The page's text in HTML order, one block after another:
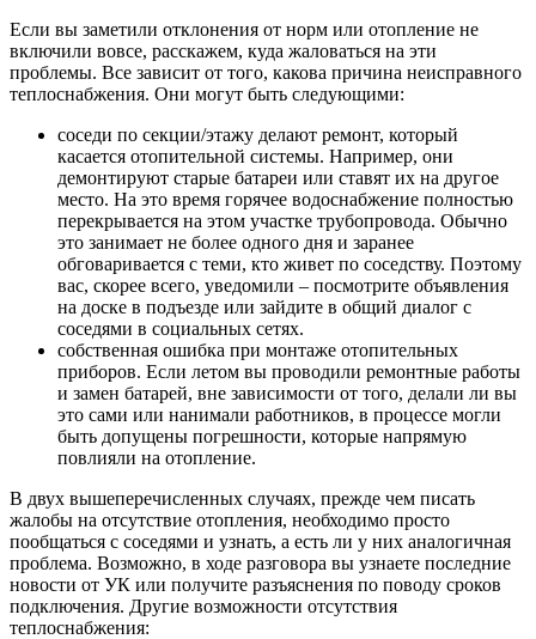
Если вы заметили отклонения от норм или отопление не
включили вовсе, расскажем, куда жаловаться на эти
проблемы. Все зависит от того, какова причина неисправного
теплоснабжения. Они могут быть следующими:
соседи по секции/этажу делают ремонт, который
касается отопительной системы. Например, они
демонтируют старые батареи или ставят их на другое
место. На это время горячее водоснабжение полностью
перекрывается на этом участке трубопровода. Обычно
это занимает не более одного дня и заранее
обговаривается с теми, кто живет по соседству. Поэтому
вас, скорее всего, уведомили – посмотрите объявления
на доске в подъезде или зайдите в общий диалог с
соседями в социальных сетях.
собственная ошибка при монтаже отопительных
приборов. Если летом вы проводили ремонтные работы
и замен батарей, вне зависимости от того, делали ли вы
это сами или нанимали работников, в процессе могли
быть допущены погрешности, которые напрямую
повлияли на отопление.
В двух вышеперечисленных случаях, прежде чем писать
жалобы на отсутствие отопления, необходимо просто
пообщаться с соседями и узнать, а есть ли у них аналогичная
проблема. Возможно, в ходе разговора вы узнаете последние
новости от УК или получите разъяснения по поводу сроков
подключения. Другие возможности отсутствия
теплоснабжения: